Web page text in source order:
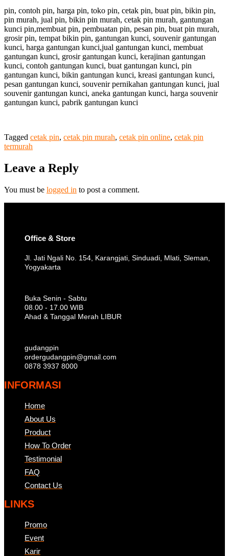
pin, contoh pin, harga pin, toko pin, cetak pin, buat pin, bikin pin,
pin murah, jual pin, bikin pin murah, cetak pin murah, gantungan
kunci pin,membuat pin, pembuatan pin, pesan pin, buat pin murah,
grosir pin, tempat bikin pin, gantungan kunci, souvenir gantungan
kunci, harga gantungan kunci,jual gantungan kunci, membuat
gantungan kunci, grosir gantungan kunci, kerajinan gantungan
kunci, contoh gantungan kunci, buat gantungan kunci, pin
gantungan kunci, bikin gantungan kunci, kreasi gantungan kunci,
pesan gantungan kunci, souvenir pernikahan gantungan kunci, jual
souvenir gantungan kunci, aneka gantungan kunci, harga souvenir
gantungan kunci, pabrik gantungan kunci
Tagged cetak pin, cetak pin murah, cetak pin online, cetak pin
termurah
Leave a Reply
You must be logged in to post a comment.
Office & Store
Jl. Jati Ngali No. 154, Karangjati, Sinduadi, Mlati, Sleman,
Yogyakarta
Buka Senin - Sabtu
08.00 - 17.00 WIB
Ahad & Tanggal Merah LIBUR
gudangpin
ordergudangpin@gmail.com
0878 3937 8000
INFORMASI
Home
About Us
Product
How To Order
Testimonial
FAQ
Contact Us
LINKS
Promo
Event
Karir